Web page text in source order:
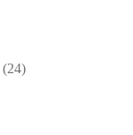
(24)